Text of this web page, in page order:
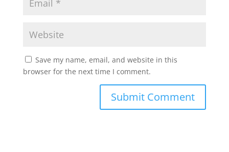
Save my name, email, and website in this
browser for the next time I comment.